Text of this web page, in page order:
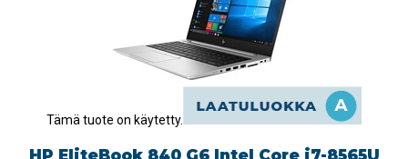
Tämä tuote on käytetty.